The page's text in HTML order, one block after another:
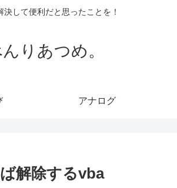
決して便利だと思ったことを！
りあつめ。
アナログ
解除するvba